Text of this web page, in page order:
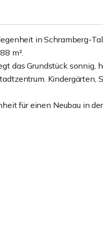
in Schramberg-
m².
das Grundstück
Kindergärten,
für einen Neubau in